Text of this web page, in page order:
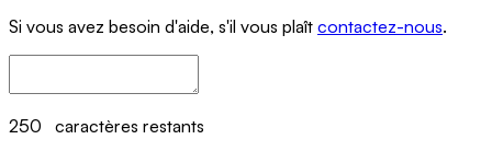
Si vous avez besoin d'aide, s'il vous plaît contactez-nous.
250 caractères restants